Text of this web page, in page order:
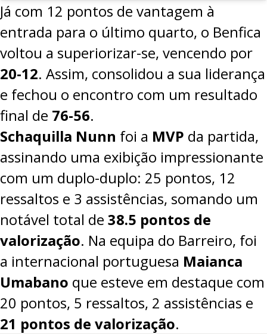
Já com 12 pontos de vantagem à
entrada para o último quarto, o Benfica
voltou a superiorizar-se, vencendo por
20-12. Assim, consolidou a sua liderança
e fechou o encontro com um resultado
final de 76-56.
Schaquilla Nunn foi a MVP da partida,
assinando uma exibição impressionante
com um duplo-duplo: 25 pontos, 12
ressaltos e 3 assistências, somando um
notável total de 38.5 pontos de
valorização. Na equipa do Barreiro, foi
a internacional portuguesa Maianca
Umabano que esteve em destaque com
20 pontos, 5 ressaltos, 2 assistências e
21 pontos de valorização.